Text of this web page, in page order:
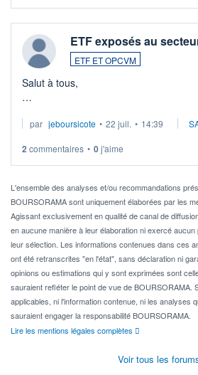
ETF exposés au
ETF ET OPCVM
Salut à tous,
via un ETF plutôt que des actions
Idéalement, je voudrais qu'il soit éligible
Pour l' ...
par jeboursicote • 22 juil. • 14:39
2 commentaires • 0j'aime
L'ensemble des analyses et/ou recommandations
BOURSORAMA sont uniquement élaborées par les
Agissant exclusivement en qualité de canal de
en aucune manière à leur élaboration ni exercé
leur sélection. Les informations contenues dans ces
ont été retranscrites "en l'état", sans déclaration ni
opinions ou estimations qui y sont exprimées sont
sauraient refléter le point de vue de BOURSORAMA.
applicables, ni l'information contenue, ni les analyses
sauraient engager la responsabilité BOURSORAMA.
Lire les mentions légales complètes
Voir tous les